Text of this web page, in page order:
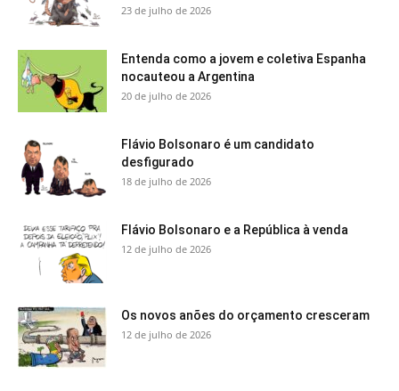
23 de julho de 2026
Entenda como a jovem e coletiva Espanha
nocauteou a Argentina
20 de julho de 2026
Flávio Bolsonaro é um candidato
desfigurado
18 de julho de 2026
Flávio Bolsonaro e a República à venda
12 de julho de 2026
Os novos anões do orçamento cresceram
12 de julho de 2026